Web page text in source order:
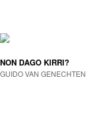
NON DAGO KIRRI?
GUIDO VAN GENECHTEN